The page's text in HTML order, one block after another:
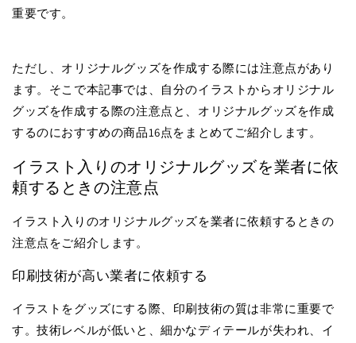
重要です。
ただし、オリジナルグッズを作成する際には注意点があり
ます。そこで本記事では、自分のイラストからオリジナル
グッズを作成する際の注意点と、オリジナルグッズを作成
するのにおすすめの商品16点をまとめてご紹介します。
イラスト入りのオリジナルグッズを業者に依
頼するときの注意点
イラスト入りのオリジナルグッズを業者に依頼するときの
注意点をご紹介します。
印刷技術が高い業者に依頼する
イラストをグッズにする際、印刷技術の質は非常に重要で
す。技術レベルが低いと、細かなディテールが失われ、イ